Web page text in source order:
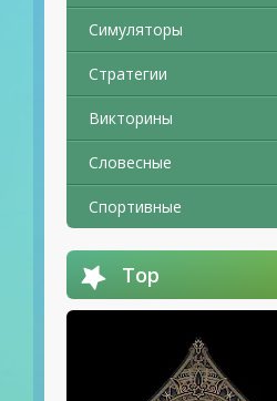
Симуляторы
Стратегии
Викторины
Словесные
Спортивные
Top